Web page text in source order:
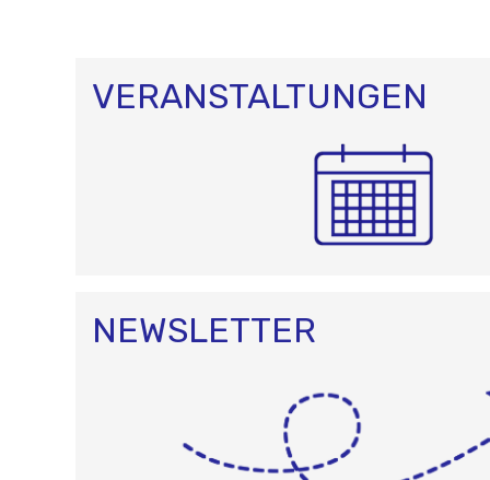
VERANSTALTUNGEN
NEWSLETTER